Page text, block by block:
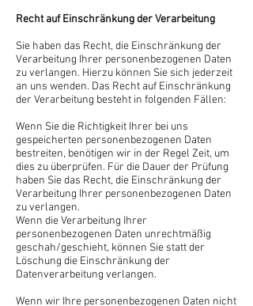
Recht auf Einschränkung der Verarbeitung
Sie haben das Recht, die Einschränkung der
Verarbeitung Ihrer personenbezogenen Daten
zu verlangen. Hierzu können Sie sich jederzeit
an uns wenden. Das Recht auf Einschränkung
der Verarbeitung besteht in folgenden Fällen:
Wenn Sie die Richtigkeit Ihrer bei uns
gespeicherten personenbezogenen Daten
bestreiten, benötigen wir in der Regel Zeit, um
dies zu überprüfen. Für die Dauer der Prüfung
haben Sie das Recht, die Einschränkung der
Verarbeitung Ihrer personenbezogenen Daten
zu verlangen.
Wenn die Verarbeitung Ihrer
personenbezogenen Daten unrechtmäßig
geschah/geschieht, können Sie statt der
Löschung die Einschränkung der
Datenverarbeitung verlangen.
Wenn wir Ihre personenbezogenen Daten nicht